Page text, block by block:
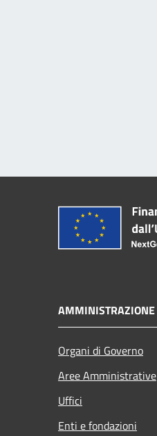
AMMINISTRAZIONE
Organi di Governo
Aree Amministrative
Uffici
Enti e fondazioni